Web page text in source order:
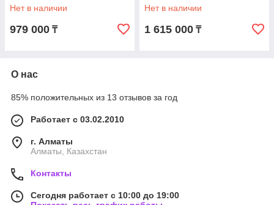
Нет в наличии
979 000 ₸
Нет в наличии
1 615 000 ₸
О нас
85% положительных из 13 отзывов за год
Работает с 03.02.2010
г. Алматы
Алматы, Казахстан
Контакты
Сегодня работает с 10:00 до 19:00